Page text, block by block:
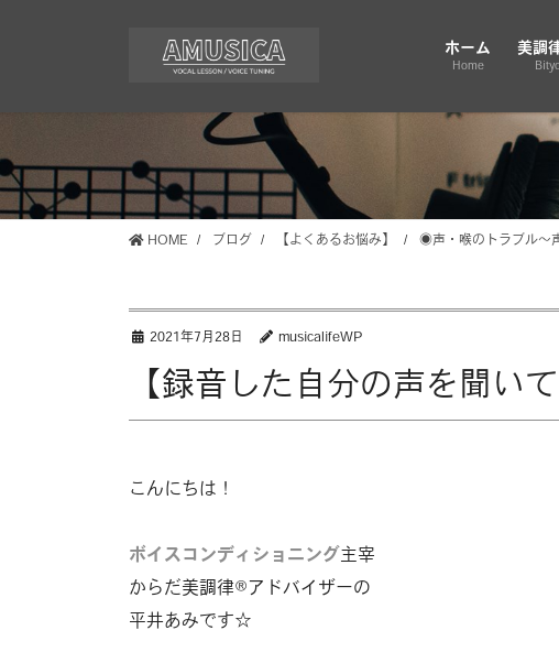
移
動
ン
に
移
ホーム
Home
美調
HOME ブログ 【よくあるお悩み】 ◉声・喉のトラブル〜
2021年7月28日 musicalifeWP
【録音した自分の声を聞い
こんにちは！
ボイスコンディショニング 主宰
からだ美調律®︎アドバイザーの
平井あみです☆